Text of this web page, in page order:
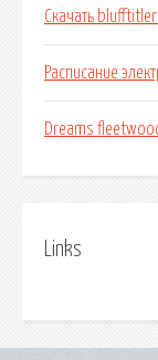
Скачать
Расписание
Dreams
Links